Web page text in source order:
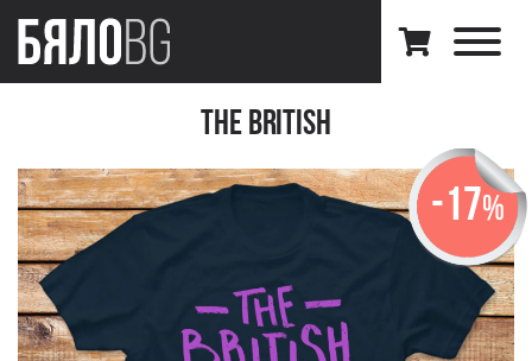
The British
-17%